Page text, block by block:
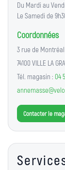
Du Mardi au
Le Samedi de
Coordonnées
3 rue de Montréal
74100 VILLE LA
Tél. magasin : 04
Contacter le